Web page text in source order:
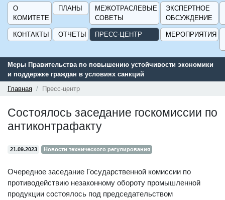
О
КОМИТЕТЕ
ПЛАНЫ
МЕЖОТРАСЛЕВЫЕ
СОВЕТЫ
ЭКСПЕРТНОЕ
ОБСУЖДЕНИЕ
КОНТАКТЫ ОТЧЕТЫ ПРЕСС-ЦЕНТР МЕРОПРИЯТИЯ
по повышению устойчивости экономики
в условиях санкций
Сервис поиска и
ГИСП».
Главная Пресс-центр
Состоялось заседание госкомиссии по
антиконтрафакту
21.09.2023 Новости технического регулирования
Очередное заседание Государственной комиссии по
противодействию незаконному обороту промышленной
продукции состоялось под председательством